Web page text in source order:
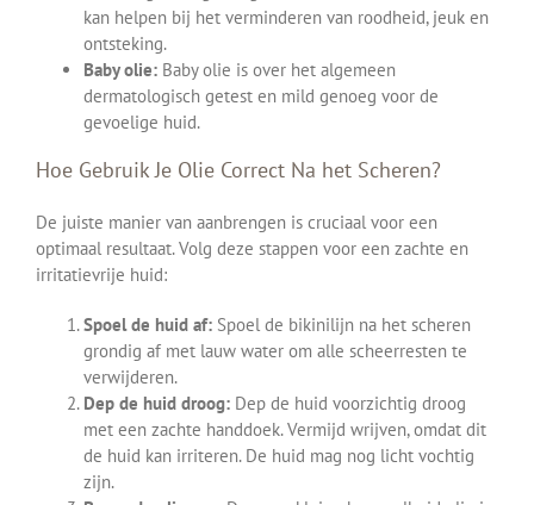
kan helpen bij het verminderen van roodheid, jeuk en
ontsteking.
Baby olie: Baby olie is over het algemeen
dermatologisch getest en mild genoeg voor de
gevoelige huid.
Hoe Gebruik Je Olie Correct Na het Scheren?
De juiste manier van aanbrengen is cruciaal voor een
optimaal resultaat. Volg deze stappen voor een zachte en
irritatievrije huid:
Spoel de huid af: Spoel de bikinilijn na het scheren
grondig af met lauw water om alle scheerresten te
verwijderen.
Dep de huid droog: Dep de huid voorzichtig droog
met een zachte handdoek. Vermijd wrijven, omdat dit
de huid kan irriteren. De huid mag nog licht vochtig
zijn.